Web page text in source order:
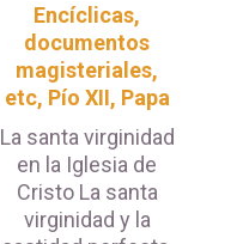
Encíclicas,
documentos
magisteriales,
etc, Pío XII, Papa
La santa virginidad
en la Iglesia de
Cristo La santa
virginidad y la